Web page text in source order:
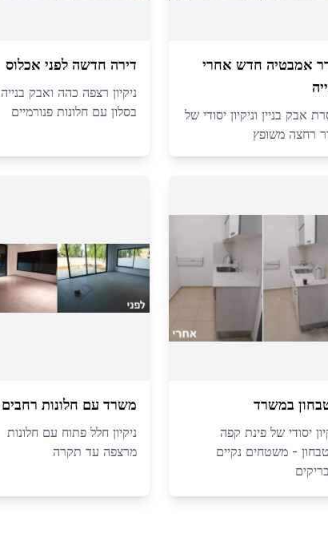
אמבטיה חדש אחרי
אבק בניין וניקיון יסודי של
רחצה משופץ
דירה חדשה לפני אכלוס
ניקיון רצפה כהה ואבק בנייה
בסלון עם חלונות פנורמיים
במשרד
יסודי של פינת קפה
- משטחים נקיים
משרד עם חלונות רחבים
ניקיון חלל פתוח עם חלונות
מרצפה עד תקרה